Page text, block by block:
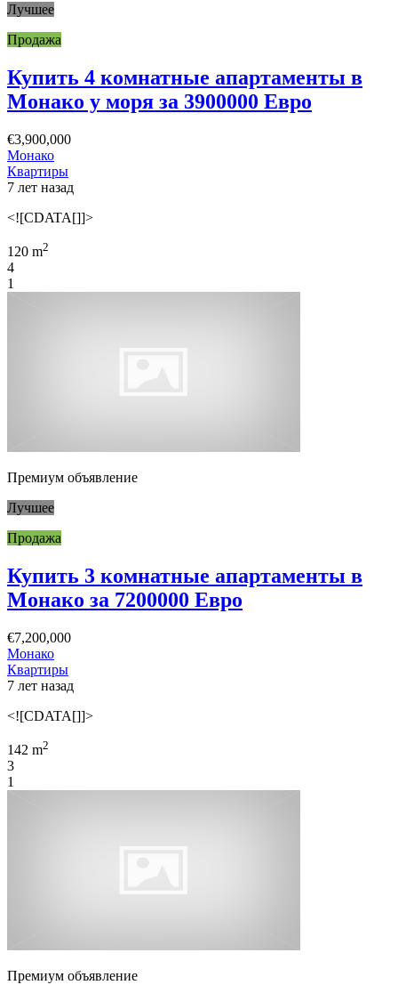
Лучшее
Продажа
Купить 4 комнатные апартаменты в
Монако у моря за 3900000 Евро
€3,900,000
Монако
Квартиры
7 лет назад
<![CDATA[]]>
120 m2
4
1
Премиум объявление
Лучшее
Продажа
Купить 3 комнатные апартаменты в
Монако за 7200000 Евро
€7,200,000
Монако
Квартиры
7 лет назад
<![CDATA[]]>
142 m2
3
1
Премиум объявление